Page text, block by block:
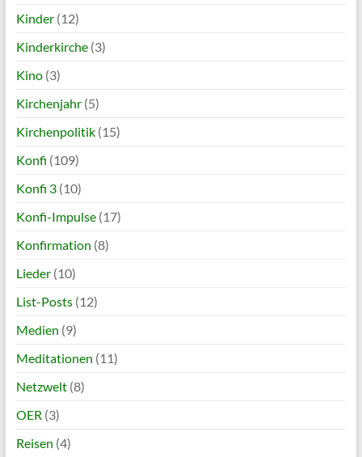
Kinder(12)
Kinderkirche(3)
Kino(3)
Kirchenjahr(5)
Kirchenpolitik(15)
Konfi (109)
Konfi 3(10)
Konfi-Impulse(17)
Konfirmation (8)
Lieder(10)
List-Posts(12)
Medien (9)
Meditationen (11)
Netzwelt(8)
OER (3)
Reisen (4)